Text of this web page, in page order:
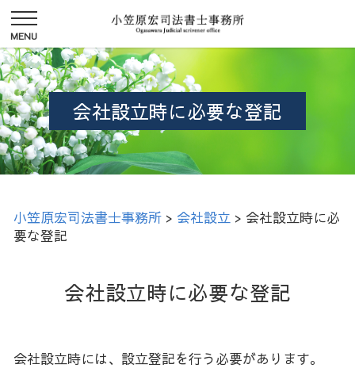
会社設立時に必要な登記
小笠原宏司法書士事務所 > 会社設立 > 会社設立時に必
要な登記
会社設立時に必要な登記
会社設立時には、設立登記を行う必要があります。